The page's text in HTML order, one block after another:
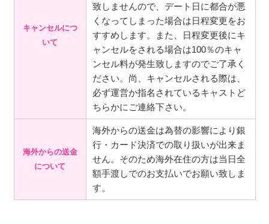
キャンセルにつ
いて
致しませんので、デート日に都合が悪
くなってしまった場合は日程変更をお
すすめします。また、日程変更後にキ
ャンセルをされる場合は100％のキャ
ンセル料が発生致しますのでご了承く
ださい。尚、キャンセルされる際は、
必ず運営か指名されているキャストど
ちらかにご連絡下さい。
海外からの送金
について
海外からの送金は為替の影響により銀
行・カード決済での取り扱いが出来ま
せん。そのため海外在住の方は当日全
額手渡しでのお支払いでお願い致しま
す。